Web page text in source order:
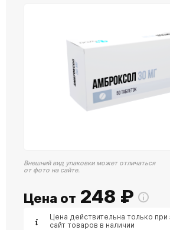
Внешний вид упаковки может отличаться
от фото на сайте.
Цена от 248 ₽
Цена действительна только при
сайт товаров в наличии